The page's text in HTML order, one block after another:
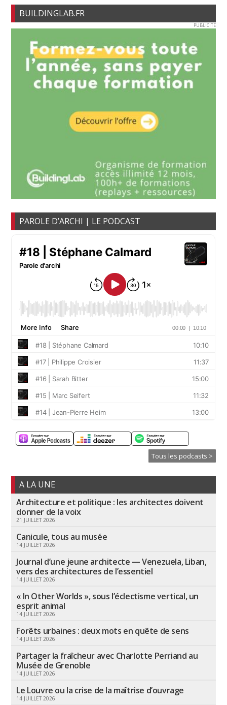
BUILDINGLAB.FR
PUBLICITE
PAROLE D’ARCHI | LE PODCAST
Tous les podcasts >
A LA UNE
Architecture et politique : les architectes doivent
donner de la voix
21 JUILLET 2026
Canicule, tous au musée
14 JUILLET 2026
Journal d’une jeune architecte — Venezuela, Liban,
vers des architectures de l’essentiel
14 JUILLET 2026
« In Other Worlds », sous l’éclectisme vertical, un
esprit animal
14 JUILLET 2026
Forêts urbaines : deux mots en quête de sens
14 JUILLET 2026
Partager la fraîcheur avec Charlotte Perriand au
Musée de Grenoble
14 JUILLET 2026
Le Louvre ou la crise de la maîtrise d’ouvrage
14 JUILLET 2026